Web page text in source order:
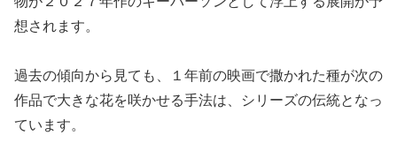
想されます。
過去の傾向から見ても、１年前の映画で撒かれた種が次の
作品で大きな花を咲かせる手法は、シリーズの伝統となっ
ています。